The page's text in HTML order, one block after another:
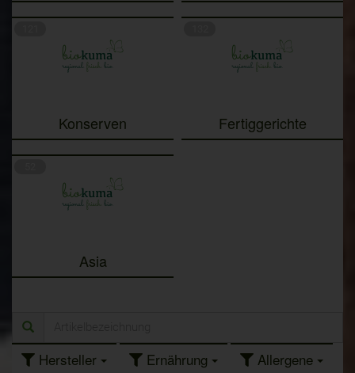
Konserven Fertiggerichte
Asia
Hersteller Ernährung Allergene